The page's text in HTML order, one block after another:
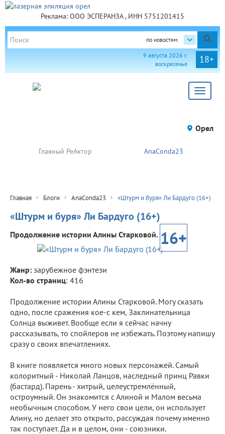
Реклама: ООО ЭСПЕРАНЗА , ИНН 5751201415
по новостям
18+
9 августа 2026 г.
воскресенье
Toggle
Орел
Главный РеАктор AnaConda23
Главная Блоги AnaConda23 «Штурм и буря» Ли Бардуго (16+)
«Штурм и буря» Ли Бардуго (16+)
Продолжение истории Алины Старковой. 16+
Жанр: зарубежное фэнтези
Кол-во страниц: 416
Продолжение истории Алины Старковой. Могу сказать
одно, после сражения кое-с кем, Заклинательница
Солнца выживет. Вообще если я сейчас начну
рассказывать, то спойлеров не избежать. Поэтому напишу
сразу о своих впечатлениях.
В книге появляется много новых персонажей. Самый
колоритный - Николай Ланцов, наследный принц Равки
(бастард). Парень - хитрый, целеустремлённый,
остроумный. Он знакомится с Алиной и Малом весьма
необычным способом. У него свои цели, он использует
Алину, но делает это открыто, рассуждая почему именно
так поступает. Да и в целом, они - союзники.